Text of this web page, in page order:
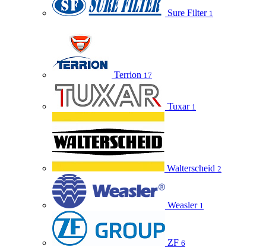
Sure Filter 1
Terrion 17
Tuxar 1
Walterscheid 2
Weasler 1
ZF 6